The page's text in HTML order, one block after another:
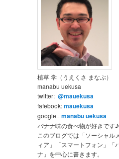
植草 学（うえくさ まなぶ）
manabu uekusa
twitter: @mauekusa
fafebook:mauekusa
google+manabu uekusa
バナナ味の食べ物が好きです♪
このブログでは「ソーシャル
ィア」「スマートフォン」「
ナ」を中心に書きます。